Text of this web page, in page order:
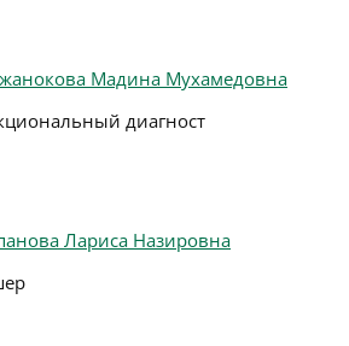
Мадина Мухамедовна
диагност
Лариса Назировна